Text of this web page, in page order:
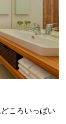
ころいっぱい